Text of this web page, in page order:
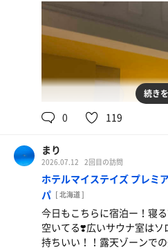
タイムズオリジナルサウナ
ブルー🩵が好き❤️
続き
0 119
まり
2026.07.12 2回目の訪問
ホテルマイステイズ プレミ
パ [ 北海道 ]
今日もこちらに宿泊ー！寝
空いてる❣️広いサウナ室は
持ちいい！！露天ゾーンで